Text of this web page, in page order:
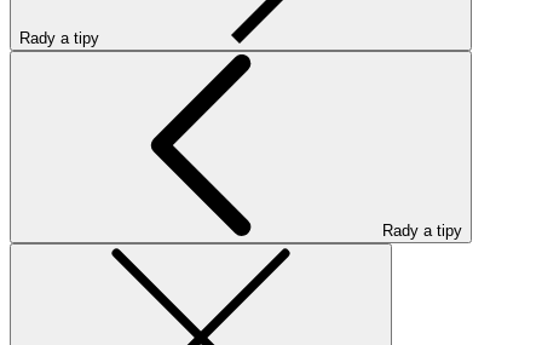
Rady a tipy
Rady a tipy